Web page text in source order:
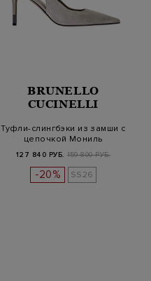
BRUNELLO
CUCINELLI
Туфли-слингбэки из замши с
цепочкой Мониль
127 840 РУБ. 159 800 РУБ.
-20% SS26